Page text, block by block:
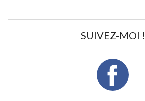
SUIVEZ-MOI !